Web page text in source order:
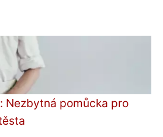
Nezbytná pomůcka pro